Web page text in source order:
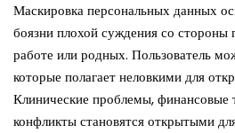
Маскировка персональных данных
боязни плохой суждения со стороны
работе или родных. Пользователь
которые полагает неловкими для
Клинические проблемы, финансовые
конфликты становятся открытыми